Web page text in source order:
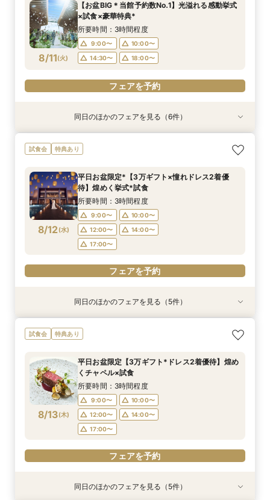
8/10(月)
9:00〜
10:00〜
12:00〜
14:00〜
17:00〜
8/10(月)
9:00〜
10:00〜
12:00〜
14:00〜
17:00〜
8/10(月)
9:00〜
10:00〜
12:00〜
14:00〜
17:00〜
8/10(月)
9:00〜
10:00〜
12:00〜
16:00〜
18:00〜
8/10(月)
9:00〜
10:00〜
12:00〜
14:00〜
17:00〜
8/11(火)
【お盆BIG＊当館予約数No.1】光溢れる感動挙式
×試食×豪華特典*
所要時間：3時間程度
9:00〜
10:00〜
14:30〜
18:00〜
フェアを予約
特典あり
8/11(火)
【6名～30名の少人数婚】挙式＆会食Newプラ
ン誕生！無料試食付
9:00〜
10:00〜
14:30〜
18:00〜
フェアを予約
特典あり
8/11(火)
【2件目以降に】ふたりの悩みを解消！3大プレ
花嫁体験付き相談会
9:00〜
10:00〜
14:30〜
18:00〜
フェアを予約
特典あり
8/11(火)
＼おもてなし重視／厳選和牛の食べ比べ×選べる
10大特典＊*
9:00〜
10:00〜
14:30〜
18:00〜
フェアを予約
特典あり
8/11(火)
【初めての見学がお得！】1stステップ相談会＆
試食×予算相談
9:00〜
10:00〜
14:30〜
18:00〜
フェアを予約
8/11(火)
【遠方の方◎スマホで簡単！】オンラインで会場
案内＆相談会♪
9:00〜
10:00〜
14:30〜
18:00〜
フェアを予約
8/11(火)
【気軽にサクッと90分♪】まるごと会場案内～お
見積り相談◎
9:00〜
10:00〜
14:30〜
18:00〜
フェアを予約
同日のほかのフェアを見る（6件）
試食会 特典あり
8/12(水)
平日お盆限定*【3万ギフト×憧れドレス2着優
待】煌めく挙式*試食
所要時間：3時間程度
9:00〜
10:00〜
12:00〜
14:00〜
17:00〜
フェアを予約
特典あり
8/12(水)
【初めての見学がお得！】1stステップ相談会＆
試食×予算相談
9:00〜
10:00〜
12:00〜
14:00〜
17:00〜
フェアを予約
特典あり
8/12(水)
【6名～30名の少人数婚】挙式＆会食Newプラ
ン誕生！無料試食付
9:00〜
10:00〜
12:00〜
14:00〜
17:00〜
フェアを予約
特典あり
8/12(水)
【2件目以降に】ふたりの悩みを解消！3大プレ
花嫁体験付き相談会
9:00〜
10:00〜
12:00〜
14:00〜
17:00〜
フェアを予約
8/12(水)
【遠方の方◎スマホで簡単！】オンラインで会場
案内＆相談会♪
9:00〜
10:00〜
12:00〜
16:00〜
18:00〜
フェアを予約
8/12(水)
【気軽にサクッと90分♪】まるごと会場案内～お
見積り相談◎
9:00〜
10:00〜
12:00〜
14:00〜
17:00〜
フェアを予約
同日のほかのフェアを見る（5件）
試食会 特典あり
8/13(木)
平日お盆限定【3万ギフト*ドレス2着優待】煌め
くチャペル×試食
所要時間：3時間程度
9:00〜
10:00〜
12:00〜
14:00〜
17:00〜
フェアを予約
特典あり
特典あり
特典あり同日のほかのフェアを見る（5件）